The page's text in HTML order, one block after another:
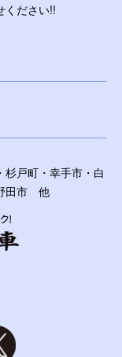
ださい!!
戸町・幸手市・白
田市 他